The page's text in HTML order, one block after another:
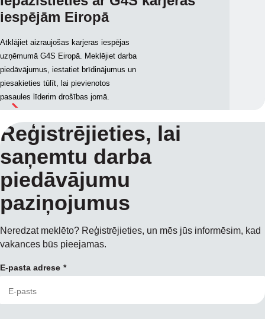
iespējām Eiropā
Atklājiet aizraujošas karjeras iespējas
uzņēmumā G4S Eiropā. Meklējiet darba
piedāvājumus, iestatiet brīdinājumus un
piesakieties tūlīt, lai pievienotos
pasaules līderim drošības jomā.
Reģistrējieties, lai
saņemtu darba
piedāvājumu
paziņojumus
Neredzat meklēto? Reģistrējieties, un mēs jūs informēsim, kad
vakances būs pieejamas.
E-pasta adrese